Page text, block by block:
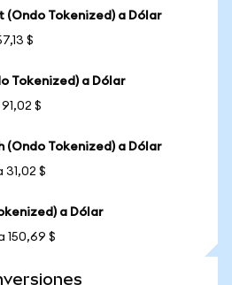
(Ondo Tokenized) a Dólar
$
Tokenized) a Dólar
$
(Ondo Tokenized) a Dólar
31,02 $
a Dólar
150,69 $